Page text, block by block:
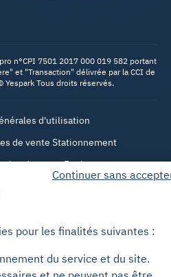
n°CPI 7501 2017 000 019 582 portant
et "Transaction" délivrée par la CCI de
Yespark Tous droits réservés.
d'utilisation
de vente Stationnement
de vente Recharge
de confidentialité
aux cookies
des cookies
transparence
Continuer sans
pour les finalités suivantes :
du service et du site.